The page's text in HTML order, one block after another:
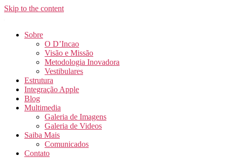
Skip to the content
Sobre
O D’Incao
Visão e Missão
Metodologia Inovadora
Vestibulares
Estrutura
Integração Apple
Blog
Multimedia
Galeria de Imagens
Galeria de Videos
Saiba Mais
Comunicados
Contato